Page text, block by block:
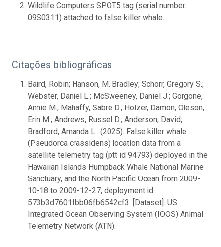
Wildlife Computers SPOT5 tag (serial number:
09S0311) attached to false killer whale.
Citações bibliográficas
Baird, Robin; Hanson, M. Bradley; Schorr, Gregory S.;
Webster, Daniel L.; McSweeney, Daniel J.; Gorgone,
Annie M.; Mahaffy, Sabre D.; Holzer, Damon; Oleson,
Erin M.; Andrews, Russel D.; Anderson, David;
Bradford, Amanda L.. (2025). False killer whale
(Pseudorca crassidens) location data from a
satellite telemetry tag (ptt id 94793) deployed in the
Hawaiian Islands Humpback Whale National Marine
Sanctuary, and the North Pacific Ocean from 2009-
10-18 to 2009-12-27, deployment id
573b3d7601fbb06fb6542cf3. [Dataset]. US
Integrated Ocean Observing System (IOOS) Animal
Telemetry Network (ATN).